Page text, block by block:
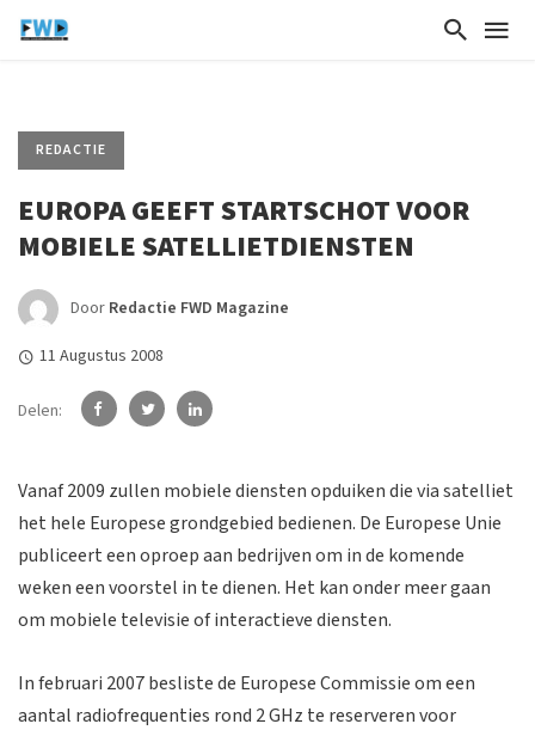
REDACTIE
EUROPA GEEFT STARTSCHOT VOOR
MOBIELE SATELLIETDIENSTEN
Door Redactie FWD Magazine
11 Augustus 2008
Delen:
Vanaf 2009 zullen mobiele diensten opduiken die via satelliet
het hele Europese grondgebied bedienen. De Europese Unie
publiceert een oproep aan bedrijven om in de komende
weken een voorstel in te dienen. Het kan onder meer gaan
om mobiele televisie of interactieve diensten.
In februari 2007 besliste de Europese Commissie om een
aantal radiofrequenties rond 2 GHz te reserveren voor